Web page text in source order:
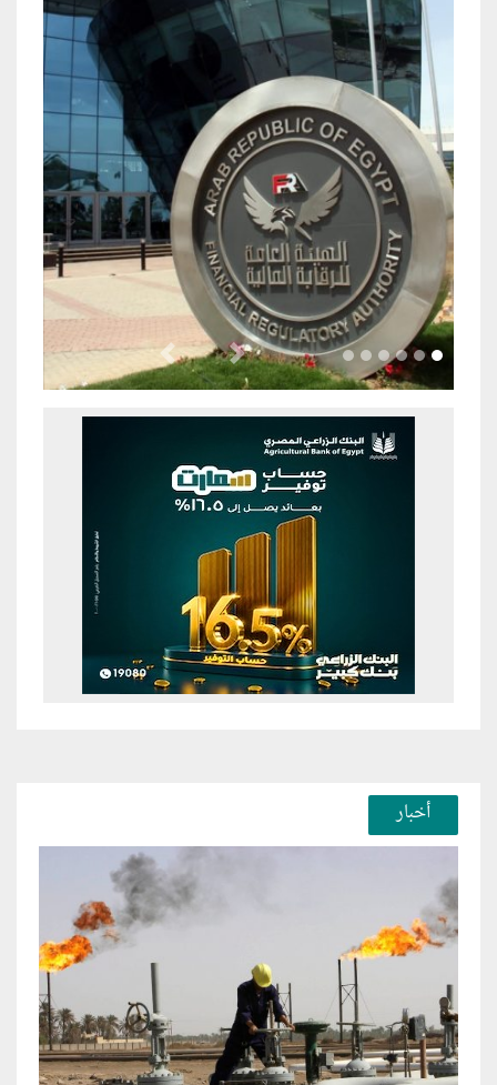
Previous Next
أخبار